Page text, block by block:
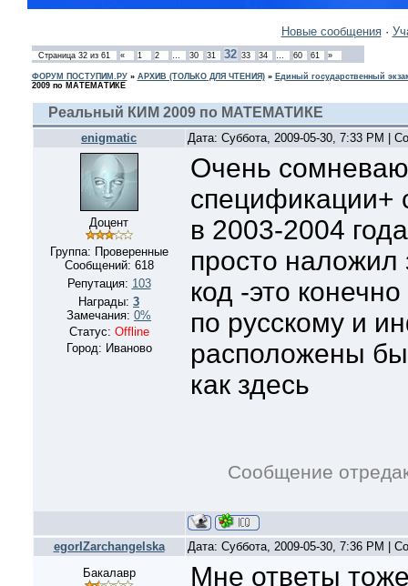
Новые сообщения·
Страница 32из 61 « 1 2 … 30 31 32 33 34 … 60 61 »
ФОРУМ ПОСТУПИМ.РУ» АРХИВ (ТОЛЬКО ДЛЯ ЧТЕНИЯ)» Единый государственный
2009 по МАТЕМАТИКЕ
Реальный КИМ 2009 по МАТЕМАТИКЕ
enigmatic Дата: Суббота, 2009-05-30, 7:33 PM |
Доцент
Группа: Проверенные
Сообщений: 618
Репутация: 103
Награды: 3
Замечания: 0%
Статус: Offline
Город: Иваново
Очень
спецификации+
в 2003-2004
просто
код -это
по русскому и
расположены
как здесь
Сообщение
egorIZarchangelska
Дата: Суббота, 2009-05-30, 7:36 PM |
Бакалавр
Мне ответы